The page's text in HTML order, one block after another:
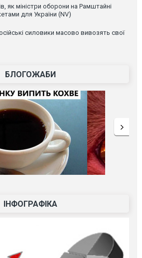
як міністри оборони на Рамштайні
для України (NV)
силовики масово вивозять свої
БЛОГОЖАБИ
ІНФОГРАФІКА